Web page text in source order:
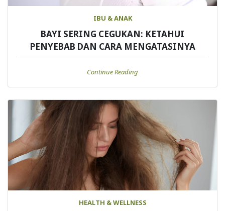
IBU & ANAK
BAYI SERING CEGUKAN: KETAHUI
PENYEBAB DAN CARA MENGATASINYA
Continue Reading
HEALTH & WELLNESS